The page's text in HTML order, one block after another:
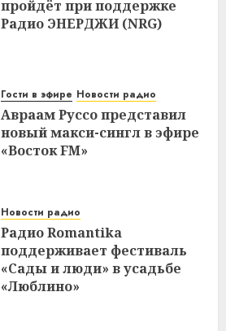
пройдёт при поддержке
Радио ЭНЕРДЖИ (NRG)
Гости в эфире Новости радио
Авраам Руссо представил
новый макси-сингл в эфире
«Восток FM»
Новости радио
Радио Romantika
поддерживает фестиваль
«Сады и люди» в усадьбе
«Люблино»